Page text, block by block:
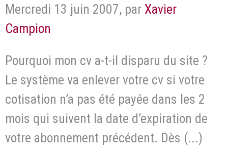
Mercredi 13 juin 2007, par Xavier
Campion
Pourquoi mon cv a-t-il disparu du site ?
Le système va enlever votre cv si votre
cotisation n’a pas été payée dans les 2
mois qui suivent la date d’expiration de
votre abonnement précédent. Dès (...)